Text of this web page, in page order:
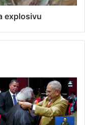
explosivu